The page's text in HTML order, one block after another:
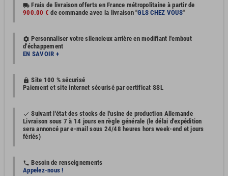
local_shipping Frais de livraison offerts en France métropolitaine à partir de
900.00 € de commande avec la livraison "GLS CHEZ VOUS"
settings Personnaliser votre silencieux arrière en modifiant l'embout
d'échappement
EN SAVOIR +
https Site 100 % sécurisé
Paiement et site internet sécurisé par certificat SSL
done Suivant l'état des stocks de l'usine de production Allemande
Livraison sous 7 à 14 jours en règle générale (le délai d'expédition
sera annoncé par e-mail sous 24/48 heures hors week-end et jours
fériés)
phone Besoin de renseignements
Appelez-nous !